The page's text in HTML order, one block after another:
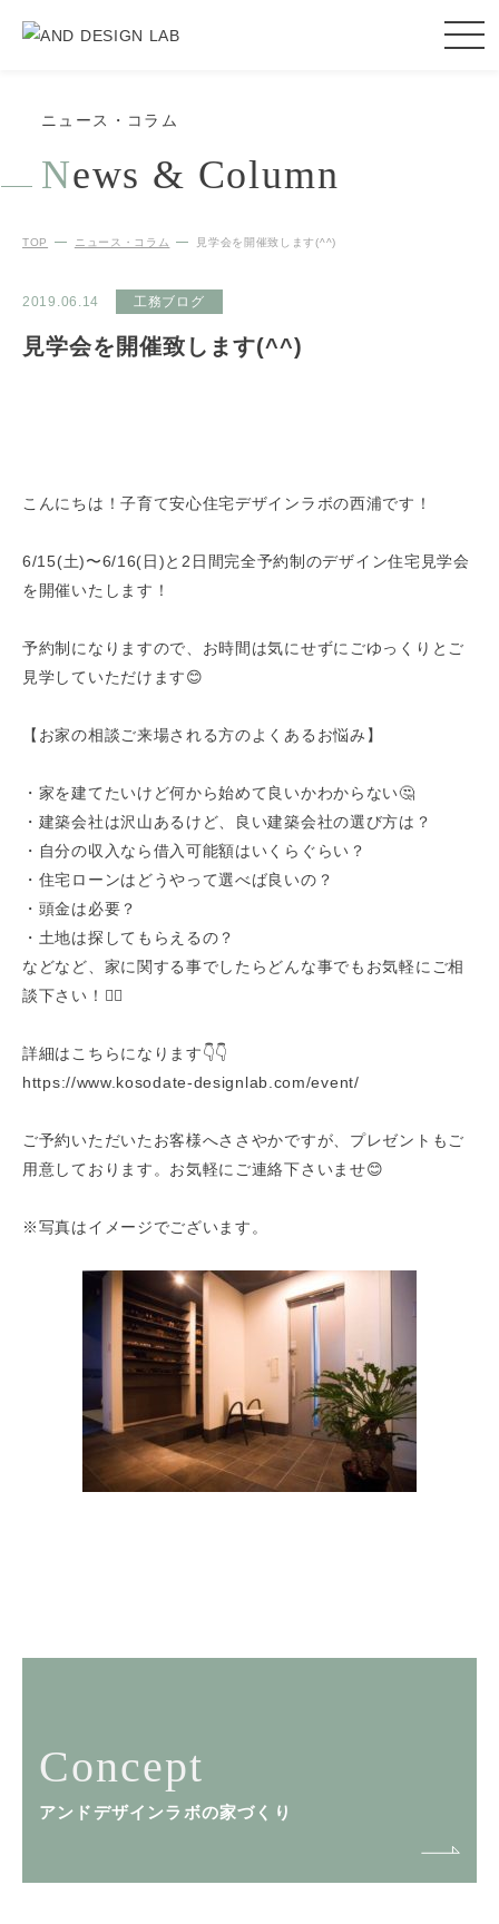
ニュース・コラム
News & Column
TOP ニュース・コラム 見学会を開催致します(^^)
2019.06.14 工務ブログ
見学会を開催致します(^^)
こんにちは！子育て安心住宅デザインラボの西浦です！
6/15(土)〜6/16(日)と2日間完全予約制のデザイン住宅見学会
を開催いたします！
予約制になりますので、お時間は気にせずにごゆっくりとご
見学していただけます😊
【お家の相談ご来場される方のよくあるお悩み】
・家を建てたいけど何から始めて良いかわからない🤔
・建築会社は沢山あるけど、良い建築会社の選び方は？
・自分の収入なら借入可能額はいくらぐらい？
・住宅ローンはどうやって選べば良いの？
・頭金は必要？
・土地は探してもらえるの？
などなど、家に関する事でしたらどんな事でもお気軽にご相
談下さい！🙆‍♂️
詳細はこちらになります👇👇
https://www.kosodate-designlab.com/event/
ご予約いただいたお客様へささやかですが、プレゼントもご
用意しております。お気軽にご連絡下さいませ😊
※写真はイメージでございます。
Concept
アンドデザインラボの家づくり